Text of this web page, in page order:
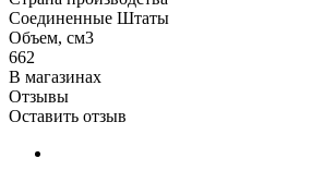
Соединенные Штаты
Объем, см3
662
В магазинах
Отзывы
Оставить отзыв